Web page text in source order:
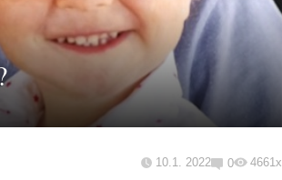
10.1. 2022 0 4661x